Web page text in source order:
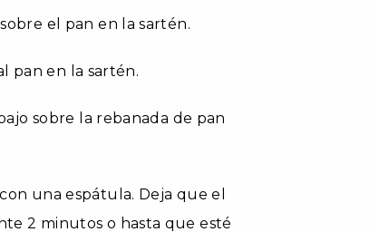
el pan en la sartén.
pan en la sartén.
sobre la rebanada de pan
una espátula. Deja que el
2 minutos o hasta que esté